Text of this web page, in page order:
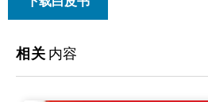
相关 内容